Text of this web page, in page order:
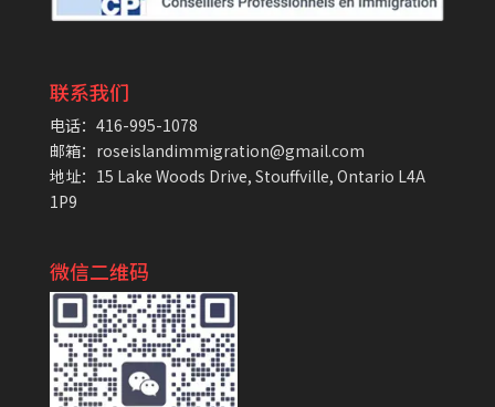
联系我们
电话：416-995-1078
邮箱：roseislandimmigration@gmail.com
地址：15 Lake Woods Drive, Stouffville, Ontario L4A
1P9
微信二维码